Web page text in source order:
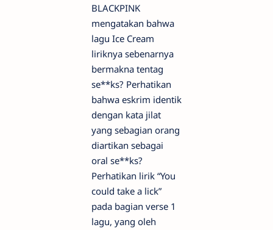
BLACKPINK
mengatakan bahwa
lagu Ice Cream
liriknya sebenarnya
bermakna tentag
se**ks? Perhatikan
bahwa eskrim identik
dengan kata jilat
yang sebagian orang
diartikan sebagai
oral se**ks?
Perhatikan lirik “You
could take a lick”
pada bagian verse 1
lagu, yang oleh